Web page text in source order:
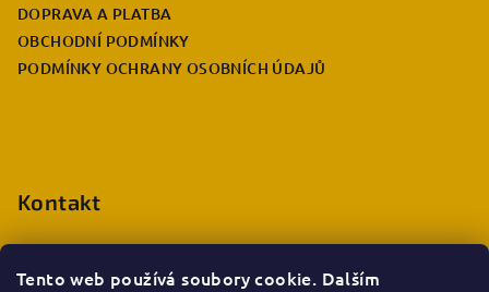
Tento web používá soubory cookie. Dalším
DOPRAVA A PLATBA
OBCHODNÍ PODMÍNKY
PODMÍNKY OCHRANY OSOBNÍCH ÚDAJŮ
Kontakt
eshop.info@deccabulla.cz
+420 735 026 980